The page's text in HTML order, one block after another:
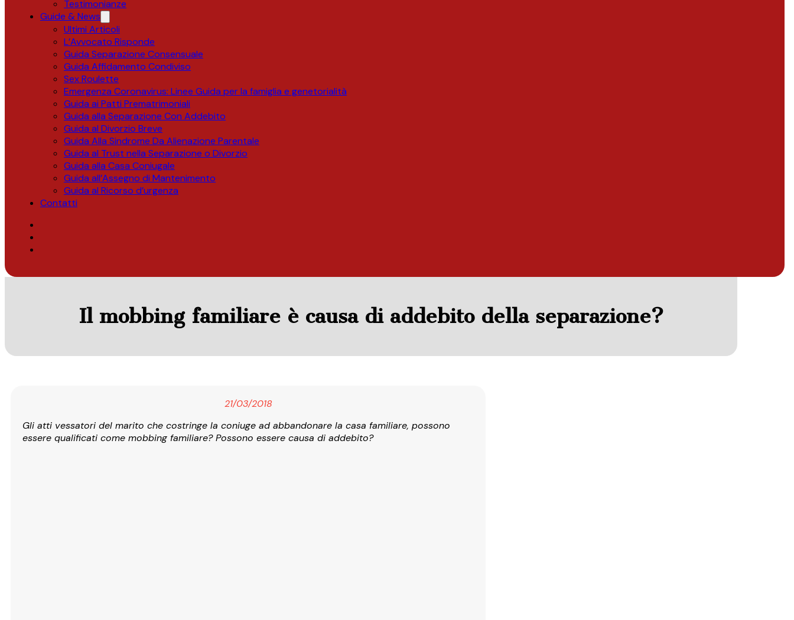
Testimonianze
Guide & News
Ultimi Articoli
L’Avvocato Risponde
Guida Separazione Consensuale
Guida Affidamento Condiviso
Sex Roulette
Emergenza Coronavirus: Linee Guida per la famiglia e genetorialità
Guida ai Patti Prematrimoniali
Guida alla Separazione Con Addebito
Guida al Divorzio Breve
Guida Alla Sindrome Da Alienazione Parentale
Guida al Trust nella Separazione o Divorzio
Guida alla Casa Coniugale
Guida all’Assegno di Mantenimento
Guida al Ricorso d’urgenza
Contatti
Il mobbing familiare è causa di addebito della separazione?
21/03/2018
Gli atti vessatori del marito che costringe la coniuge ad abbandonare la casa familiare, possono
essere qualificati come mobbing familiare? Possono essere causa di addebito?